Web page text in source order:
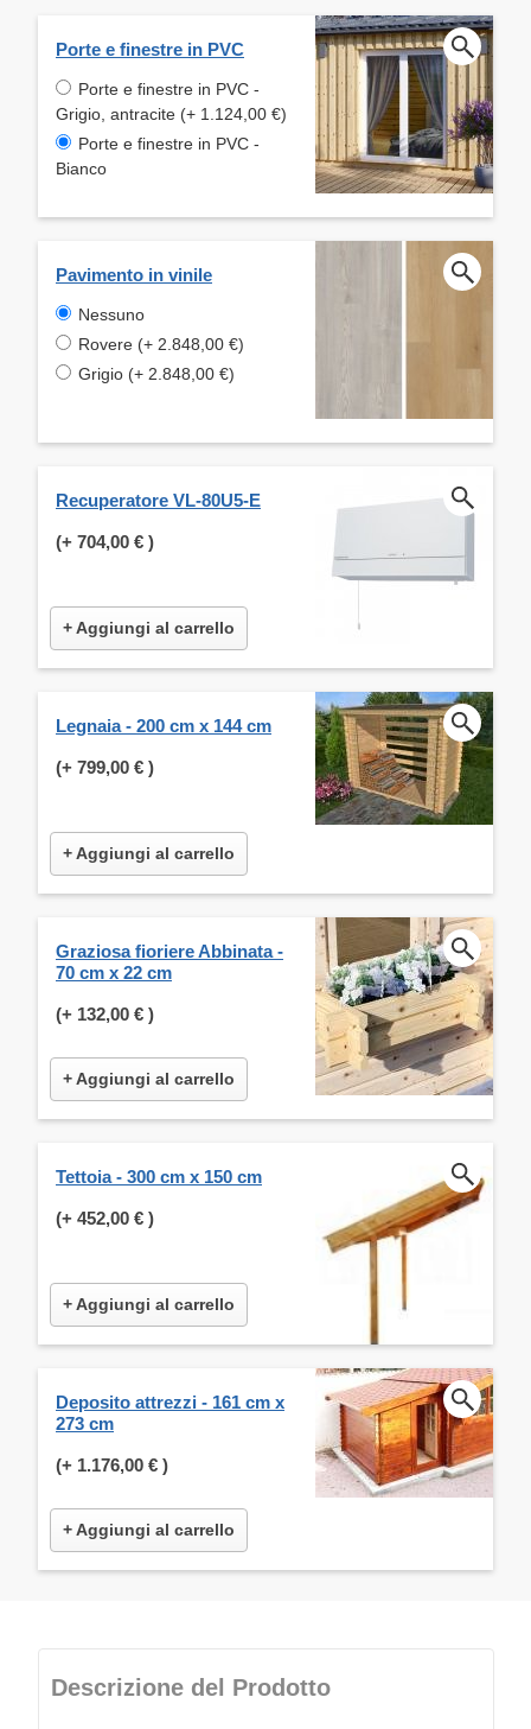
Porte e finestre in PVC
Porte e finestre in PVC -
Grigio, antracite (+ 1.124,00 €)
Porte e finestre in PVC -
Bianco
Pavimento in vinile
Nessuno
Rovere (+ 2.848,00 €)
Grigio (+ 2.848,00 €)
Recuperatore VL-80U5-E
(+ 704,00 € )
+ Aggiungi al carrello
Legnaia - 200 cm x 144 cm
(+ 799,00 € )
+ Aggiungi al carrello
Graziosa fioriere Abbinata -
70 cm x 22 cm
(+ 132,00 € )
+ Aggiungi al carrello
Tettoia - 300 cm x 150 cm
(+ 452,00 € )
+ Aggiungi al carrello
Deposito attrezzi - 161 cm x
273 cm
(+ 1.176,00 € )
+ Aggiungi al carrello
Descrizione del Prodotto